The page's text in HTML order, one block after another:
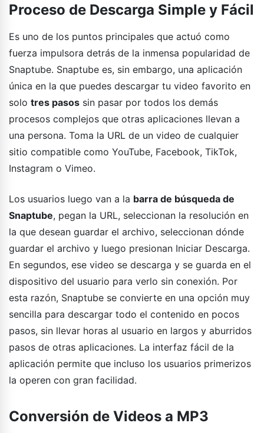
Proceso de Descarga Simple y Fácil
Es uno de los puntos principales que actuó como
fuerza impulsora detrás de la inmensa popularidad de
Snaptube. Snaptube es, sin embargo, una aplicación
única en la que puedes descargar tu video favorito en
solo tres pasos sin pasar por todos los demás
procesos complejos que otras aplicaciones llevan a
una persona. Toma la URL de un video de cualquier
sitio compatible como YouTube, Facebook, TikTok,
Instagram o Vimeo.
Los usuarios luego van a la barra de búsqueda de
Snaptube, pegan la URL, seleccionan la resolución en
la que desean guardar el archivo, seleccionan dónde
guardar el archivo y luego presionan Iniciar Descarga.
En segundos, ese video se descarga y se guarda en el
dispositivo del usuario para verlo sin conexión. Por
esta razón, Snaptube se convierte en una opción muy
sencilla para descargar todo el contenido en pocos
pasos, sin llevar horas al usuario en largos y aburridos
pasos de otras aplicaciones. La interfaz fácil de la
aplicación permite que incluso los usuarios primerizos
la operen con gran facilidad.
Conversión de Videos a MP3